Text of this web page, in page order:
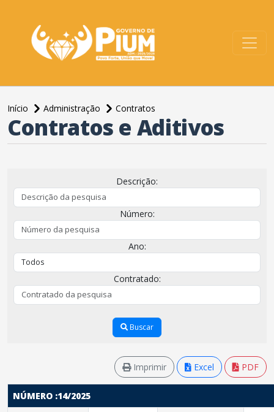
Início Administração
Contratos
conteúdo
principal
Contratos e Aditivos
Descrição:
Número:
Ano:
Contratado:
Buscar
Imprimir Excel PDF
NÚMERO :14/2025